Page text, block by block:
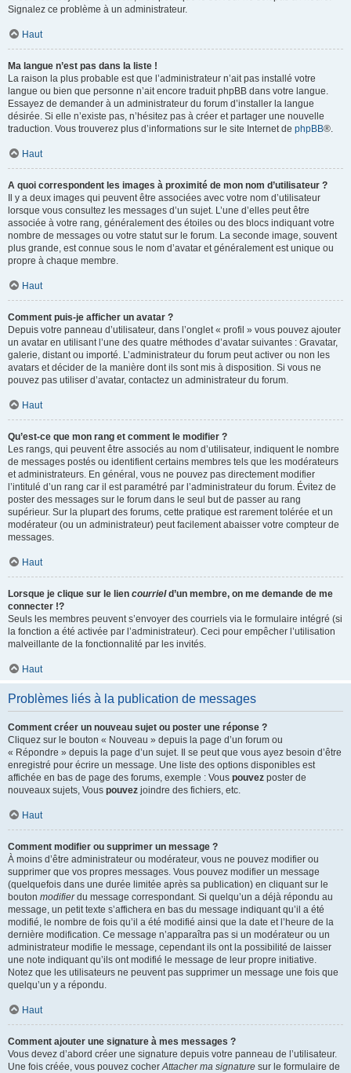
Signalez ce problème à un administrateur.
Haut
Ma langue n’est pas dans la liste !
La raison la plus probable est que l’administrateur n’ait pas installé votre
langue ou bien que personne n’ait encore traduit phpBB dans votre langue.
Essayez de demander à un administrateur du forum d’installer la langue
désirée. Si elle n’existe pas, n’hésitez pas à créer et partager une nouvelle
traduction. Vous trouverez plus d’informations sur le site Internet de phpBB®.
Haut
A quoi correspondent les images à proximité de mon nom d’utilisateur ?
Il y a deux images qui peuvent être associées avec votre nom d’utilisateur
lorsque vous consultez les messages d’un sujet. L’une d’elles peut être
associée à votre rang, généralement des étoiles ou des blocs indiquant votre
nombre de messages ou votre statut sur le forum. La seconde image, souvent
plus grande, est connue sous le nom d’avatar et généralement est unique ou
propre à chaque membre.
Haut
Comment puis-je afficher un avatar ?
Depuis votre panneau d’utilisateur, dans l’onglet « profil » vous pouvez ajouter
un avatar en utilisant l’une des quatre méthodes d’avatar suivantes : Gravatar,
galerie, distant ou importé. L’administrateur du forum peut activer ou non les
avatars et décider de la manière dont ils sont mis à disposition. Si vous ne
pouvez pas utiliser d’avatar, contactez un administrateur du forum.
Haut
Qu’est-ce que mon rang et comment le modifier ?
Les rangs, qui peuvent être associés au nom d’utilisateur, indiquent le nombre
de messages postés ou identifient certains membres tels que les modérateurs
et administrateurs. En général, vous ne pouvez pas directement modifier
l’intitulé d’un rang car il est paramétré par l’administrateur du forum. Évitez de
poster des messages sur le forum dans le seul but de passer au rang
supérieur. Sur la plupart des forums, cette pratique est rarement tolérée et un
modérateur (ou un administrateur) peut facilement abaisser votre compteur de
messages.
Haut
Lorsque je clique sur le lien courrield’un membre, on me demande de me
connecter !?
Seuls les membres peuvent s’envoyer des courriels via le formulaire intégré (si
la fonction a été activée par l’administrateur). Ceci pour empêcher l’utilisation
malveillante de la fonctionnalité par les invités.
Haut
Problèmes liés à la publication de messages
Comment créer un nouveau sujet ou poster une réponse ?
Cliquez sur le bouton « Nouveau » depuis la page d’un forum ou
« Répondre » depuis la page d’un sujet. Il se peut que vous ayez besoin d’être
enregistré pour écrire un message. Une liste des options disponibles est
affichée en bas de page des forums, exemple : Vous pouvez poster de
nouveaux sujets, Vous pouvez joindre des fichiers, etc.
Haut
Comment modifier ou supprimer un message ?
À moins d’être administrateur ou modérateur, vous ne pouvez modifier ou
supprimer que vos propres messages. Vous pouvez modifier un message
(quelquefois dans une durée limitée après sa publication) en cliquant sur le
bouton modifierdu message correspondant. Si quelqu’un a déjà répondu au
message, un petit texte s’affichera en bas du message indiquant qu’il a été
modifié, le nombre de fois qu’il a été modifié ainsi que la date et l’heure de la
dernière modification. Ce message n’apparaîtra pas si un modérateur ou un
administrateur modifie le message, cependant ils ont la possibilité de laisser
une note indiquant qu’ils ont modifié le message de leur propre initiative.
Notez que les utilisateurs ne peuvent pas supprimer un message une fois que
quelqu’un y a répondu.
Haut
Comment ajouter une signature à mes messages ?
Vous devez d’abord créer une signature depuis votre panneau de l’utilisateur.
Une fois créée, vous pouvez cocherAttacher ma signature sur le formulaire de